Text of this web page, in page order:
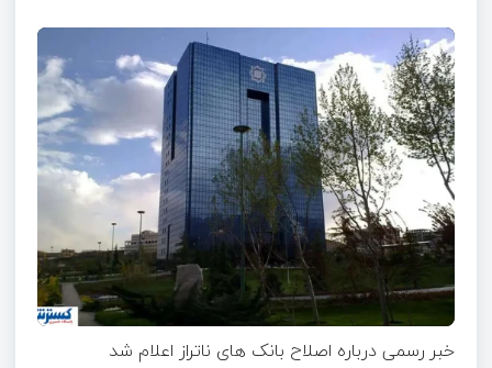
خبر رسمی درباره اصلاح بانک های ناتراز اعلام شد